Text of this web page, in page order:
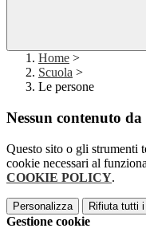
Home >
Scuola >
Le persone
Nessun contenuto
Questo sito o gli strumenti
cookie necessari al
COOKIE POLICY.
Personalizza Rifiuta tutti i
Gestione cookie